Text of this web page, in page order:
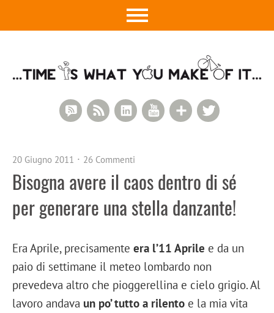
Google+
YouTube
LinkedIn
RSS Feed
RSS Comments
20 Giugno 2011 26 Commenti
Bisogna avere il caos dentro di sé
per generare una stella danzante!
Era Aprile, precisamente era l’11 Aprile e da un
paio di settimane il meteo lombardo non
prevedeva altro che pioggerellina e cielo grigio. Al
lavoro andava un po’ tutto a rilento e la mia vita